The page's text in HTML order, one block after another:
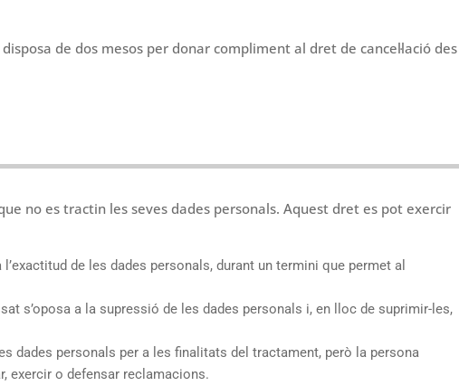
de dos mesos per donar compliment al dret de cancel·lació des
no es tractin les seves dades personals. Aquest dret es pot exercir
de les dades personals, durant un termini que permet al
s’oposa a la supressió de les dades personals i, en lloc de suprimir-les,
dades personals per a les finalitats del tractament, però la persona
exercir o defensar reclamacions.